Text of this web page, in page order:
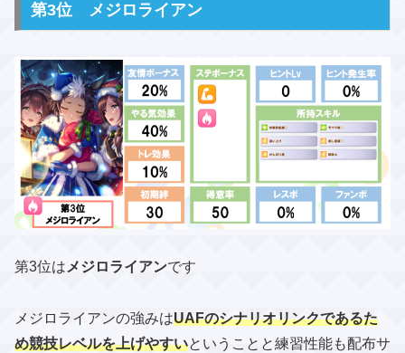
第3位 メジロライアン
第3位はメジロライアンです
メジロライアンの強みはUAFのシナリオリンクであるた
め競技レベルを上げやすいということと​練習性能も配布サ